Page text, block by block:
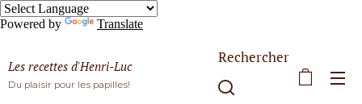
Powered by Translate
Les recettes d'Henri-Luc
Du plaisir pour les papilles!
Rechercher